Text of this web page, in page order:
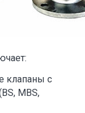
клапаны с
MBS,